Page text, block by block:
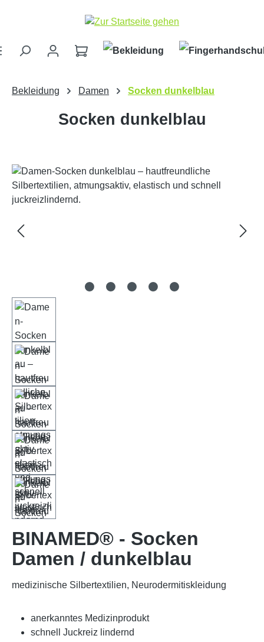
Zum Hauptinhalt springen
Bekleidung Damen Socken dunkelblau
Socken dunkelblau
Bildergalerie überspringen
BINAMED® - Socken
Damen / dunkelblau
medizinische Silbertextilien, Neurodermitiskleidung
anerkanntes Medizinprodukt
schnell Juckreiz lindernd